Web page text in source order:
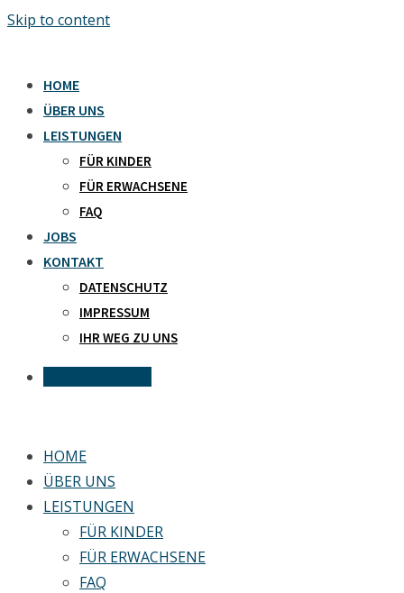
Skip to content
HOME
ÜBER UNS
LEISTUNGEN
FÜR KINDER
FÜR ERWACHSENE
FAQ
JOBS
KONTAKT
DATENSCHUTZ
IMPRESSUM
IHR WEG ZU UNS
HOME
ÜBER UNS
LEISTUNGEN
FÜR KINDER
FÜR ERWACHSENE
FAQ